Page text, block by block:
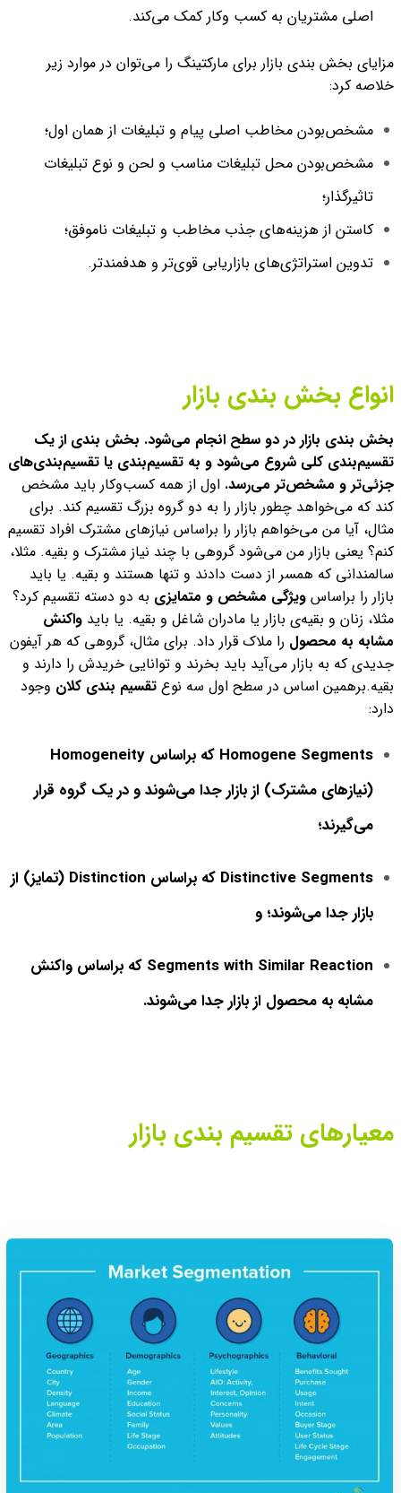
اصلی مشتریان به کسب وکار کمک می‌کند.
مزایای بخش بندی بازار برای مارکتینگ را می‌توان در موارد زیر
خلاصه کرد:
مشخص‌بودن مخاطب اصلی پیام و تبلیغات از همان اول؛
مشخص‌‌بودن محل تبلیغات مناسب و لحن و نوع تبلیغات
تاثیرگذار؛
کاستن از هزینه‌های جذب مخاطب و تبلیغات ناموفق؛
تدوین استراتژی‌های بازاریابی قوی‌تر و هدفمندتر.
انواع بخش بندی بازار
بخش بندی بازار در دو سطح انجام می‌شود. بخش بندی از یک
تقسیم‌بندی کلی شروع می‌شود و به تقسیم‌بندی‌ یا تقسیم‌بندی‌های
جزئی‌تر و مشخص‌تر می‌رسد. اول از همه کسب‌‌وکار باید مشخص
کند که می‌خواهد چطور بازار را به دو گروه بزرگ تقسیم کند. برای
مثال، آیا من می‌خواهم بازار را براساس نیازهای مشترک افراد تقسیم
کنم؟ یعنی بازار من می‌شود گروهی با چند نیاز مشترک و بقیه. مثلا،
سالمندانی که همسر از دست دادند و تنها هستند و بقیه. یا باید
بازار را براساس ویژگی مشخص و متمایزی به دو دسته تقسیم کرد؟
مثلا، زنان و بقیه‌ی بازار یا مادران شاغل و بقیه. یا باید واکنش
مشابه به محصول را ملاک قرار داد. برای مثال، گروهی که هر آیفون
جدیدی که به بازار می‌آید باید بخرند و توانایی خریدش را دارند و
بقیه.برهمین اساس در سطح اول سه نوع تقسیم بندی کلان وجود
دارد:
Homogene Segments که براساسHomogeneity
(نیازهای مشترک) از بازار جدا می‌شوند و در یک گروه قرار
می‌گیرند؛
Distinctive Segments که براساس Distinction (تمایز) از
بازار جدا می‌شوند؛ و
Segments with Similar Reaction که براساس واکنش
مشابه به محصول از بازار جدا می‌شوند.
معیارهای تقسیم بندی بازار